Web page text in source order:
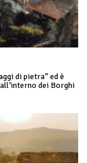
di pietra” ed è
dei Borghi